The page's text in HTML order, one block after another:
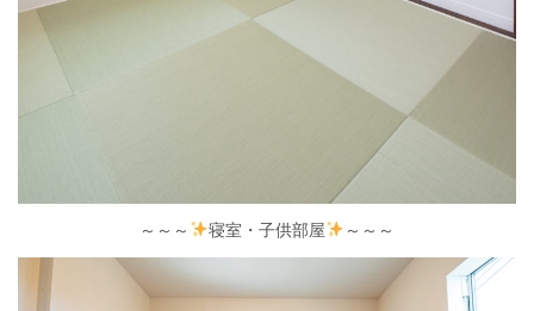
～～～ 寝室・子供部屋 ～～～